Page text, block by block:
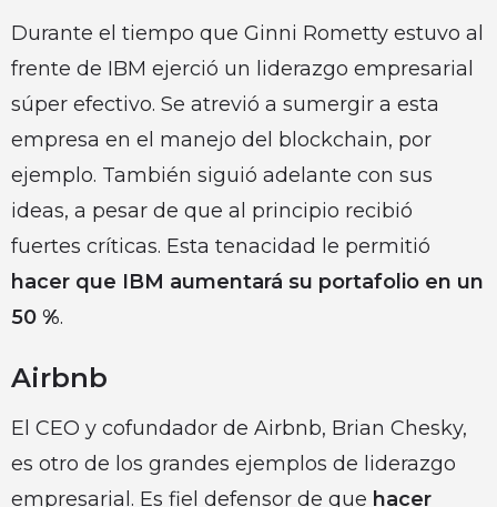
Durante el tiempo que Ginni Rometty estuvo al
frente de IBM ejerció un liderazgo empresarial
súper efectivo. Se atrevió a sumergir a esta
empresa en el manejo del blockchain, por
ejemplo. También siguió adelante con sus
ideas, a pesar de que al principio recibió
fuertes críticas. Esta tenacidad le permitió
hacer que IBM aumentará su portafolio en un
50 %.
Airbnb
El CEO y cofundador de Airbnb, Brian Chesky,
es otro de los grandes ejemplos de liderazgo
empresarial. Es fiel defensor de que hacer